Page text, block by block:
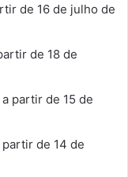
de 16 de julho de
de 18 de
partir de 15 de
de 14 de